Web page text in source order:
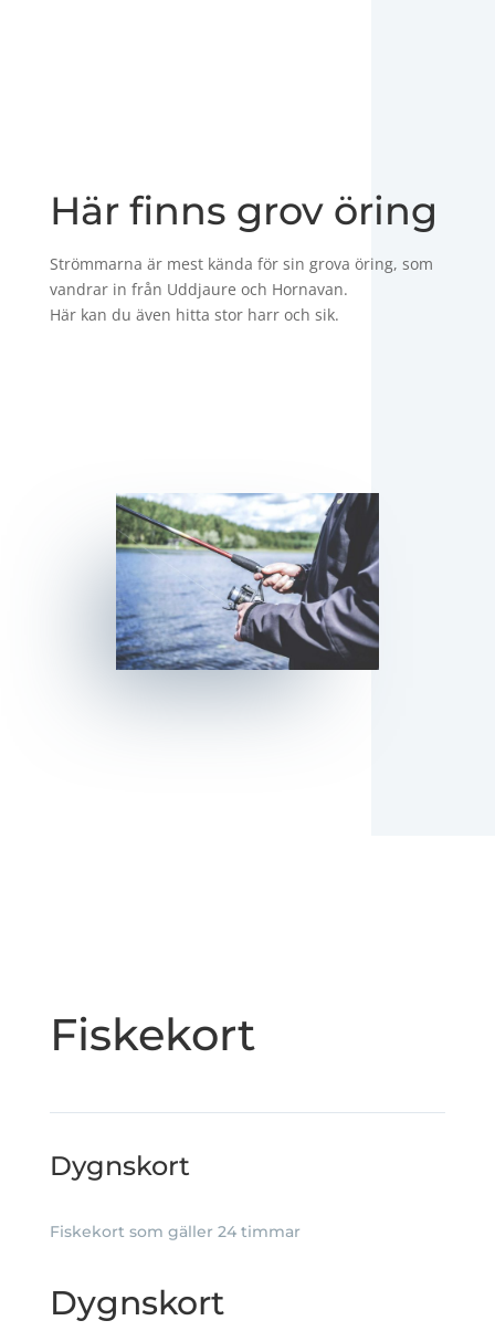
Här finns grov öring
Strömmarna är mest kända för sin grova öring, som
vandrar in från Uddjaure och Hornavan.
Här kan du även hitta stor harr och sik.
Fiskekort
Dygnskort
Fiskekort som gäller 24 timmar
Dygnskort